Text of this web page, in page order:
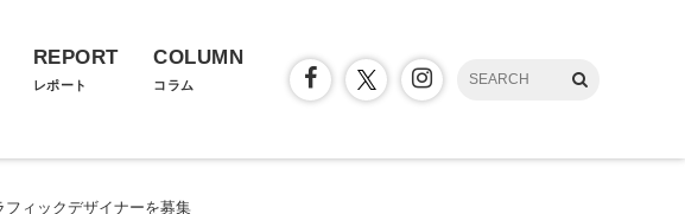
REPORT
レポート
COLUMN
コラム
フィックデザイナーを募集